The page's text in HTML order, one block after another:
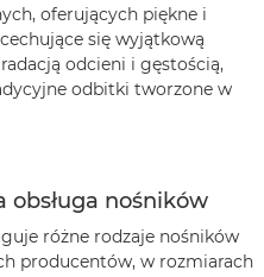
oferujących piękne i
się wyjątkową
odcieni i gęstością,
odbitki tworzone w
obsługa nośników
różne rodzaje nośników
producentów, w rozmiarach